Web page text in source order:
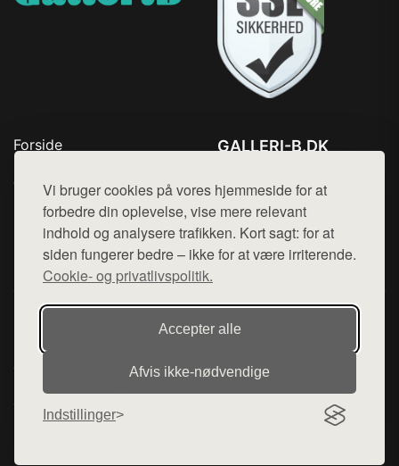
Vi bruger cookies på vores hjemmeside for at
forbedre din oplevelse, vise mere relevant
indhold og analysere trafikken. Kort sagt: for at
siden fungerer bedre – ikke for at være irriterende.
Cookie- og privatlivspolitik.
Accepter alle
Afvis ikke‑nødvendige
Indstillinger
Forside
Top Rabatter
Blog
Kontakt
GALLERI-B.DK
Mail: hej@want.dk
Cookie- og privatlivspolitik
Denne side er en del af want.dk, der udgiver en række
hjemmesider med præsentation af forskellige produkter fra
diverse webshops. Der sælges ikke varer fra denne side - vi
henviser til de shops, som sælger varen. Vi har heller ikke
varerne på lager.